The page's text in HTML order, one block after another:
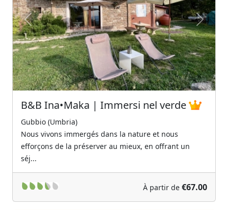
Previous Next
B&B Ina•Maka | Immersi nel verde
Gubbio (Umbria)
Nous vivons immergés dans la nature et nous
efforçons de la préserver au mieux, en offrant un
séj...
À partir de €67.00